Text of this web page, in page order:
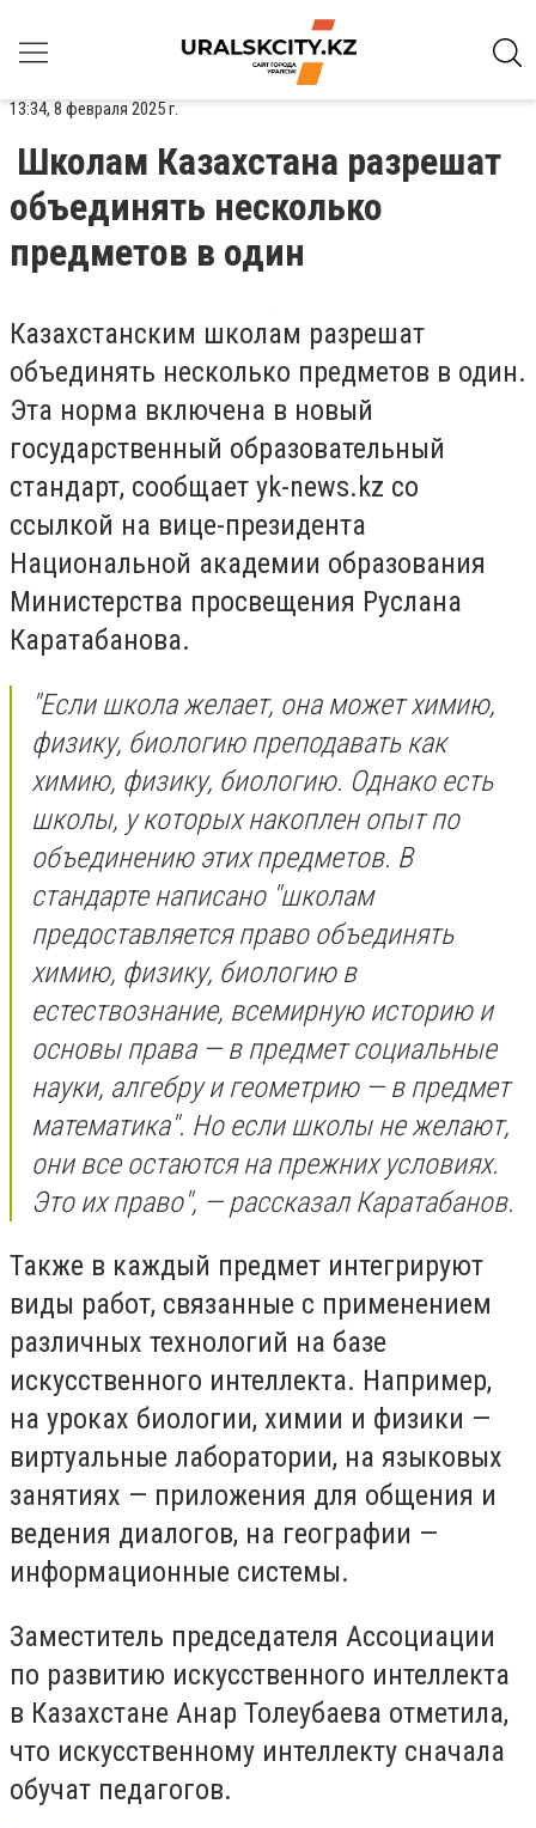
13:34, 8 февраля 2025 г.
Школам Казахстана разрешат
объединять несколько
предметов в один
Казахстанским школам разрешат
объединять несколько предметов в один.
Эта норма включена в новый
государственный образовательный
стандарт, сообщает yk-news.kz со
ссылкой на вице-президента
Национальной академии образования
Министерства просвещения Руслана
Каратабанова.
"Если школа желает, она может химию,
физику, биологию преподавать как
химию, физику, биологию. Однако есть
школы, у которых накоплен опыт по
объединению этих предметов. В
стандарте написано "школам
предоставляется право объединять
химию, физику, биологию в
естествознание, всемирную историю и
основы права — в предмет социальные
науки, алгебру и геометрию — в предмет
математика". Но если школы не желают,
они все остаются на прежних условиях.
Это их право", — рассказал Каратабанов.
Также в каждый предмет интегрируют
виды работ, связанные с применением
различных технологий на базе
искусственного интеллекта. Например,
на уроках биологии, химии и физики —
виртуальные лаборатории, на языковых
занятиях — приложения для общения и
ведения диалогов, на географии —
информационные системы.
Заместитель председателя Ассоциации
по развитию искусственного интеллекта
в Казахстане Анар Толеубаева отметила,
что искусственному интеллекту сначала
обучат педагогов.